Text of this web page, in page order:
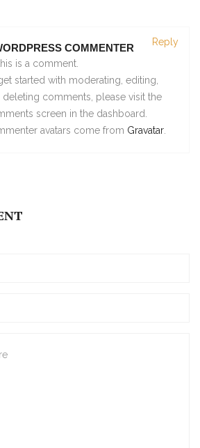
COMMENTER
is a comment.
started with moderating, editing,
deleting comments, please visit the
screen in the dashboard.
avatars come from Gravatar
Reply